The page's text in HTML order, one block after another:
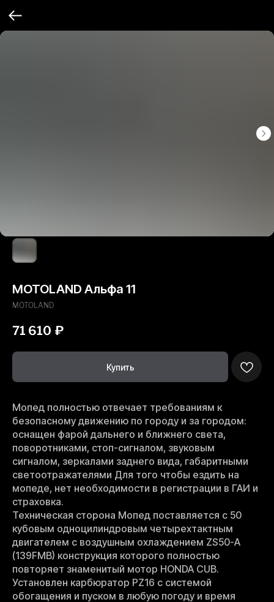
MOTOLAND Альфа 11
MOTOLAND
71 610 ₽
Купить
Мопед полностью отвечает требованиям к
безопасному движению по городу и за городом:
оснащен фарой дальнего и ближнего света,
поворотниками, стоп-сигналом, звуковым
сигналом, зеркалами заднего вида, габаритными
светоотражателями Для того чтобы ездить на
мопеде, нет необходимости в регистрации в ГАИ и
страховка.
Техническая сторона Мопед поставляется с 50
кубовым одноцилиндровым четырехтактным
двигателем с воздушным охлаждением ZS50-A
(139FMB) конструкция которого полностью
повторяет знаменитый мотор HONDA CUB.
Установлен карбюратор PZ16 с системой
обогащения и пуском в любую погоду и время